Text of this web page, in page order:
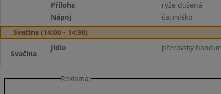
Příloha
rýže dušená
Nápoj
čaj,mléko
Svačina (14:00 - 14:30)
Svačina
Jídlo přerovský
Reklama: